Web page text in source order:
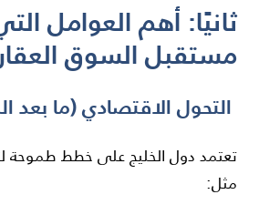
ثانيًا: أهم العوامل
مستقبل السوق
التحول الاقتصادي (ما بعد
تعتمد دول الخليج على خطط طموحة
مثل: